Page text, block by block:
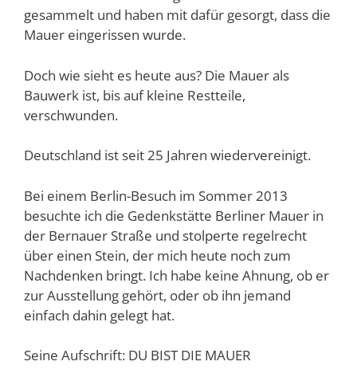
gesammelt und haben mit dafür gesorgt, dass die
Mauer eingerissen wurde.
Doch wie sieht es heute aus? Die Mauer als
Bauwerk ist, bis auf kleine Restteile,
verschwunden.
Deutschland ist seit 25 Jahren wiedervereinigt.
Bei einem Berlin-Besuch im Sommer 2013
besuchte ich die Gedenkstätte Berliner Mauer in
der Bernauer Straße und stolperte regelrecht
über einen Stein, der mich heute noch zum
Nachdenken bringt. Ich habe keine Ahnung, ob er
zur Ausstellung gehört, oder ob ihn jemand
einfach dahin gelegt hat.
Seine Aufschrift: DU BIST DIE MAUER